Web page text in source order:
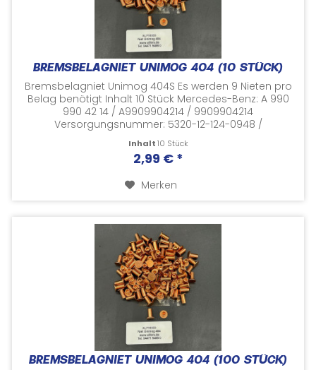
BREMSBELAGNIET UNIMOG 404 (10 STÜCK)
Bremsbelagniet Unimog 404S Es werden 9 Nieten pro
Belag benötigt Inhalt 10 Stück Mercedes-Benz: A 990
990 42 14 / A9909904214 / 9909904214
Versorgungsnummer: 5320-12-124-0948 /
Herstellernummern...
Inhalt10 Stück
2,99 € *
Merken
BREMSBELAGNIET UNIMOG 404 (100 STÜCK)